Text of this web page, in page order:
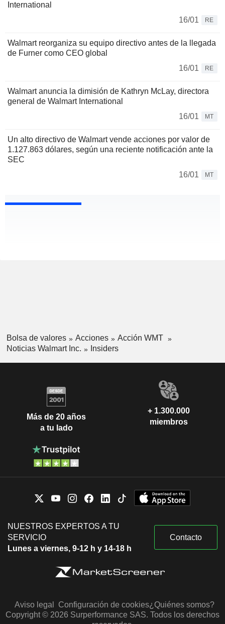
International
16/01
RE
Walmart reorganiza su equipo directivo antes de la llegada
de Furner como CEO global
16/01
RE
Walmart anuncia la dimisión de Kathryn McLay, directora
general de Walmart International
16/01
MT
Un alto directivo de Walmart vende acciones por valor de
1.127.863 dólares, según una reciente notificación ante la
SEC
16/01
MT
Bolsa de valores Acciones
Acción WMT
Noticias Walmart Inc.
Insiders
Más de 20 años
a tu lado
+ 1.300.000
miembros
NUESTROS EXPERTOS A TU
SERVICIO
Lunes a viernes, 9-12 h y 14-18 h
Contacto
Aviso legal Configuración de cookies¿Quiénes somos?
Copyright © 2026 Surperformance SAS. Todos los derechos